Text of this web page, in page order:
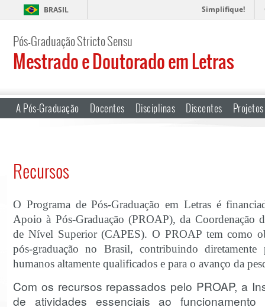
BRASIL Simplifique!
Pós-Graduação Stricto Sensu
Mestrado e Doutorado em Letras
A Pós-Graduação Docentes Disciplinas Discentes
Recursos
O Programa de Pós-Graduação em Letras é
Apoio à Pós-Graduação (PROAP), da Coordenação
de Nível Superior (CAPES). O PROAP tem como
pós-graduação no Brasil, contribuindo
humanos altamente qualificados e para o avanço da
Com os recursos repassados pelo PROAP, a
de atividades essenciais ao